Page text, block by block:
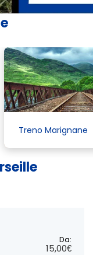
Treno Marignane
Da:
15,00€